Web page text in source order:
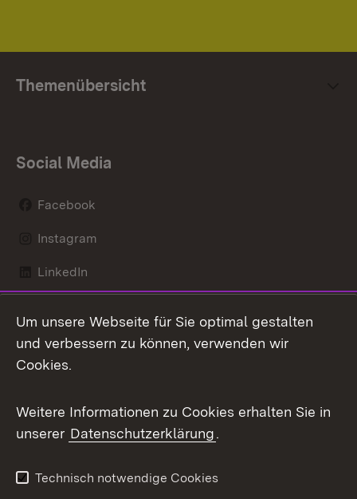
Themenübersicht
Social Media
Facebook
Instagram
LinkedIn
X / Twitter
Youtube
Kontakt
Datenschutz
Barrierefreiheit
Um unsere Webseite für Sie optimal gestalten
und verbessern zu können, verwenden wir
Cookies.
Weitere Informationen zu Cookies erhalten Sie in
unserer Datenschutzerklärung.
Technisch notwendige Cookies